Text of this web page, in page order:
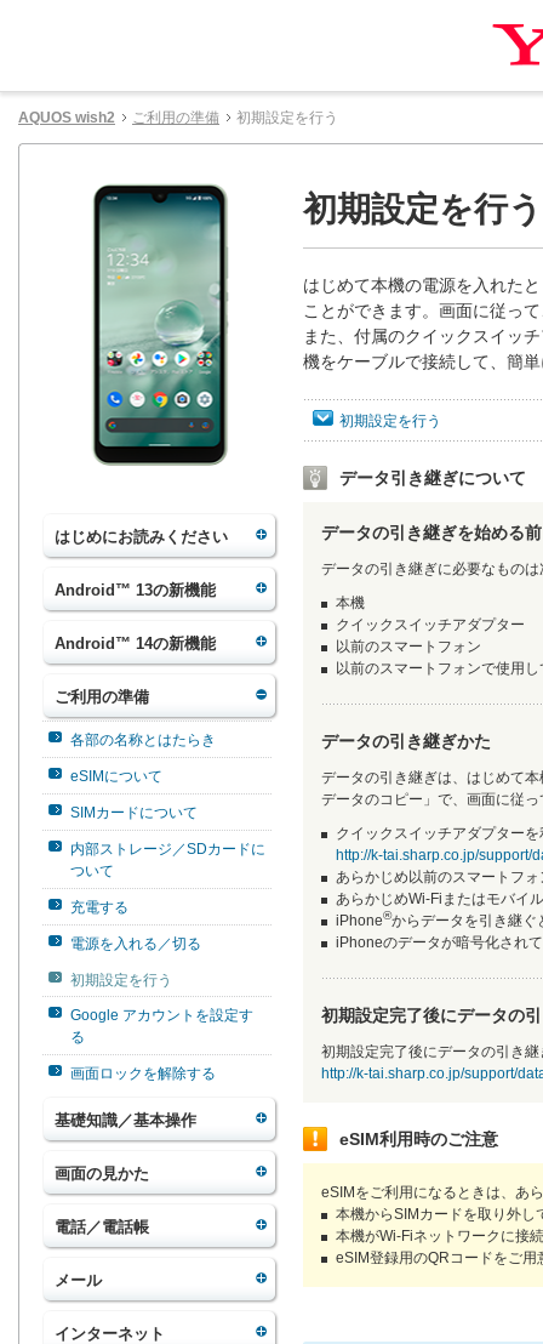
AQUOS wish2 ご利用の準備 初期設定を行う
はじめにお読みください
Android™ 13の新機能
Android™ 14の新機能
ご利用の準備
各部の名称とはたらき
eSIMについて
SIMカードについて
内部ストレージ／SDカードに
ついて
充電する
電源を入れる／切る
初期設定を行う
Google アカウントを設定す
る
画面ロックを解除する
基礎知識／基本操作
画面の見かた
電話／電話帳
メール
インターネット
初期設定を行う
はじめて本機の電源を入れた
ことができます。画面に従っ
また、付属のクイックスイッ
機をケーブルで接続して、簡
初期設定を行う
データ引き継ぎについて
データの引き継ぎを始める
データの引き継ぎに必要なもの
本機
クイックスイッチアダプター
以前のスマートフォン
以前のスマートフォンで使用
データの引き継ぎかた
データの引き継ぎは、はじめて
データのコピー」で、画面に従
クイックスイッチアダプター
http://k-tai.sharp.co.jp/support/
あらかじめ以前のスマートフ
あらかじめWi-Fiまたはモバイ
iPhone®からデータを引き継
iPhoneのデータが暗号化され
初期設定完了後にデータの
初期設定完了後にデータの引き
http://k-tai.sharp.co.jp/support/
eSIM利用時のご注意
eSIMをご利用になるときは、あ
本機からSIMカードを取り外し
本機がWi-Fiネットワークに接
eSIM登録用のQRコードをご用